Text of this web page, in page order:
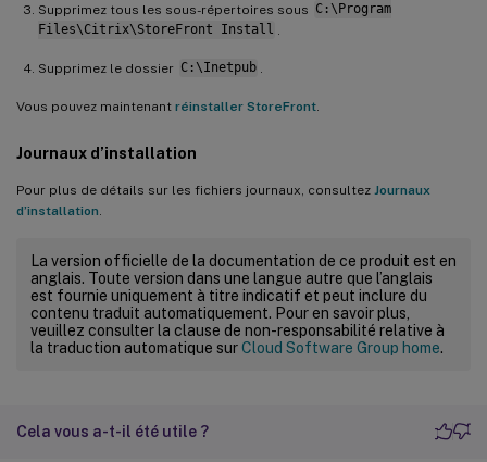
Supprimez tous les sous-répertoires sous C:\Program
Files\Citrix\StoreFront Install
Supprimez le dossier C:\Inetpub
Vous pouvez maintenant réinstaller StoreFront
Journaux d’installation
Pour plus de détails sur les fichiers journaux, consultez Journaux
d’installation
La version officielle de la documentation de ce produit est en
anglais. Toute version dans une langue autre que l’anglais
est fournie uniquement à titre indicatif et peut inclure du
contenu traduit automatiquement. Pour en savoir plus,
veuillez consulter la clause de non-responsabilité relative à
la traduction automatique surCloud Software Group home.
Cela vous a-t-il été utile ?